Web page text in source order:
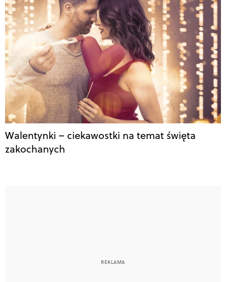
Walentynki – ciekawostki na temat święta
zakochanych